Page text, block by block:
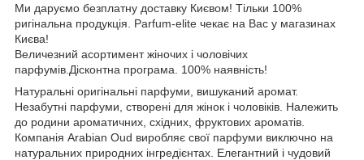
Ми даруємо безплатну доставку Києвом! Тільки 100%
ригінальна продукція. Parfum-elite чекає на Вас у магазинах
Києва!
Величезний асортимент жіночих і чоловічих
парфумів.Дісконтна програма. 100% наявність!
Натуральні оригінальні парфуми, вишуканий аромат.
Незабутні парфуми, створені для жінок і чоловіків. Належить
до родини ароматичних, східних, фруктових ароматів.
Компанія Arabian Oud виробляє свої парфуми виключно на
натуральних природних інгредієнтах. Елегантний і чудовий